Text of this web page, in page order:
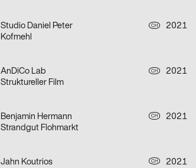
Studio Daniel Peter CH
2021
Kofmehl
AnDiCo Lab CH
2021
Struktureller Film
Benjamin Hermann CH
2021
Strandgut Flohmarkt
Jahn Koutrios CH
2021